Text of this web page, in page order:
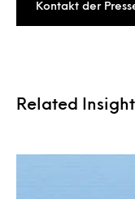
Kontakt der
Related